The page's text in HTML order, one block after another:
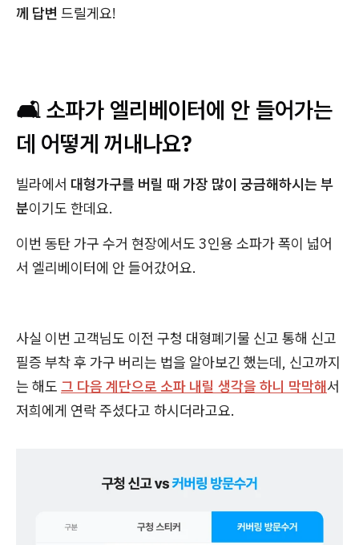
께 답변 드릴게요!
🛋️ 소파가 엘리베이터에 안 들어가는
데 어떻게 꺼내나요?
빌라에서 대형가구를 버릴 때 가장 많이 궁금해하시는 부
분이기도 한데요.
이번 동탄 가구 수거 현장에서도 3인용 소파가 폭이 넓어
서 엘리베이터에 안 들어갔어요.
사실 이번 고객님도 이전 구청 대형폐기물 신고 통해 신고
필증 부착 후 가구 버리는 법을 알아보긴 했는데, 신고까지
는 해도 그 다음 계단으로 소파 내릴 생각을 하니 막막해서
저희에게 연락 주셨다고 하시더라고요.